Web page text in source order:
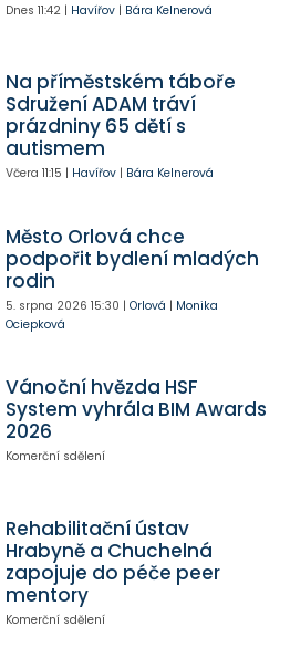
Dnes 11:42| Havířov| Bára Kelnerová
Na příměstském táboře
Sdružení ADAM tráví
prázdniny 65 dětí s
autismem
Včera 11:15 | Havířov| Bára Kelnerová
Město Orlová chce
podpořit bydlení mladých
rodin
5. srpna 2026 15:30 | Orlová | Monika
Ociepková
Vánoční hvězda HSF
System vyhrála BIM Awards
2026
Komerční sdělení
Rehabilitační ústav
Hrabyně a Chuchelná
zapojuje do péče peer
mentory
Komerční sdělení